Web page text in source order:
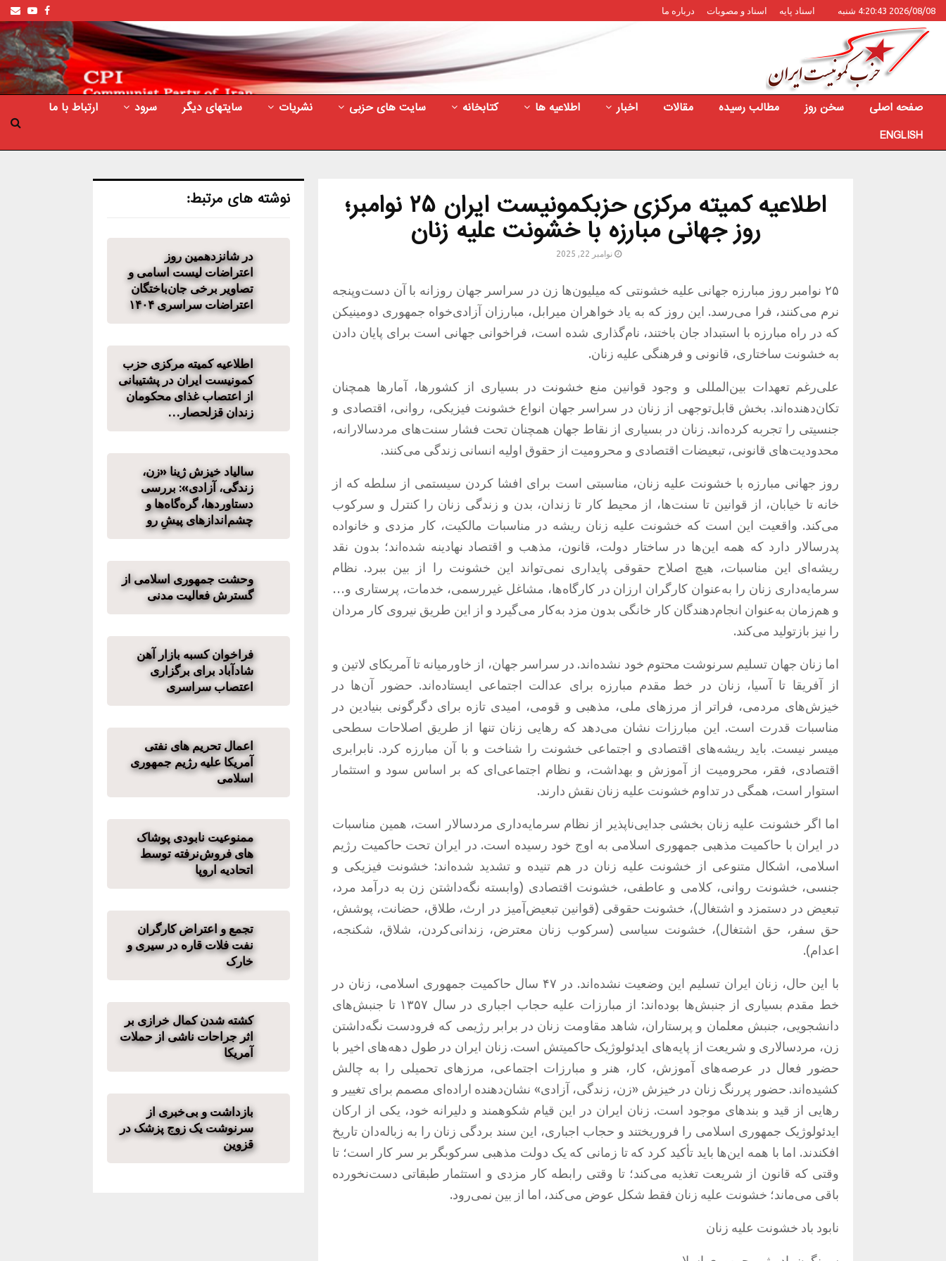
2026/08/08 4:20:43 شنبه اسناد پایه اسناد و مصوبات درباره ما Facebook
صفحه اصلی سخن روز مطالب رسیده مقالات اخبار اطلاعیه ها کتابخانه سایت های حزبی نشریات سایتهای دیگر سرود
ارتباط با ما
ENGLISH
اطلاعیه کمیته مرکزی حزبکمونیست ایران ۲۵ نوامبر؛
روز جهانی مبارزه با خشونت علیه زنان
نوامبر 22, 2025
۲۵ نوامبر روز مبارزه جهانی علیه خشونتی که میلیون‌ها زن در سراسر جهان روزانه با آن دست‌وپنجه
نرم می‌کنند، فرا می‌رسد. این روز که به یاد خواهران میرابل، مبارزان آزادی‌خواه جمهوری دومینیکن
که در راه مبارزه با استبداد جان باختند، نام‌گذاری شده است، فراخوانی جهانی است برای پایان دادن
به خشونت ساختاری، قانونی و فرهنگی علیه زنان.
علی‌رغم تعهدات بین‌المللی و وجود قوانین منع خشونت در بسیاری از کشورها، آمارها همچنان
تکان‌دهنده‌اند. بخش قابل‌توجهی از زنان در سراسر جهان انواع خشونت فیزیکی، روانی، اقتصادی و
جنسیتی را تجربه کرده‌اند. زنان در بسیاری از نقاط جهان همچنان تحت فشار سنت‌های مردسالارانه،
محدودیت‌های قانونی، تبعیضات اقتصادی و محرومیت از حقوق اولیه انسانی زندگی می‌کنند.
روز جهانی مبارزه با خشونت علیه زنان، مناسبتی است برای افشا کردن سیستمی از سلطه که از
خانه تا خیابان، از قوانین تا سنت‌ها، از محیط کار تا زندان، بدن و زندگی زنان را کنترل و سرکوب
می‌کند. واقعیت این است که خشونت علیه زنان ریشه در مناسبات مالکیت، کار مزدی و خانواده
پدرسالار دارد که همه این‌ها در ساختار دولت، قانون، مذهب و اقتصاد نهادینه شده‌اند؛ بدون نقد
ریشه‌ای این مناسبات، هیچ اصلاح حقوقی پایداری نمی‌تواند این خشونت را از بین ببرد. نظام
سرمایه‌داری زنان را به‌عنوان کارگران ارزان در کارگاه‌ها، مشاغل غیررسمی، خدمات، پرستاری و…
و هم‌زمان به‌عنوان انجام‌دهندگان کار خانگی بدون مزد به‌کار می‌گیرد و از این طریق نیروی کار مردان
را نیز بازتولید می‌کند.
اما زنان جهان تسلیم سرنوشت محتوم خود نشده‌اند. در سراسر جهان، از خاورمیانه تا آمریکای لاتین و
از آفریقا تا آسیا، زنان در خط مقدم مبارزه برای عدالت اجتماعی ایستاده‌اند. حضور آن‌ها در
خیزش‌های مردمی، فراتر از مرزهای ملی، مذهبی و قومی، امیدی تازه برای دگرگونی بنیادین در
مناسبات قدرت است. این مبارزات نشان می‌دهد که رهایی زنان تنها از طریق اصلاحات سطحی
میسر نیست. باید ریشه‌های اقتصادی و اجتماعی خشونت را شناخت و با آن مبارزه کرد. نابرابری
اقتصادی، فقر، محرومیت از آموزش و بهداشت، و نظام اجتماعی‌ای که بر اساس سود و استثمار
استوار است، همگی در تداوم خشونت علیه زنان نقش دارند.
اما اگر خشونت علیه زنان بخشی جدایی‌ناپذیر از نظام سرمایه‌داری مردسالار است، همین مناسبات
در ایران با حاکمیت مذهبی جمهوری اسلامی به اوج خود رسیده است. در ایران تحت حاکمیت رژیم
اسلامی، اشکال متنوعی از خشونت علیه زنان در هم تنیده و تشدید شده‌اند: خشونت فیزیکی و
جنسی، خشونت روانی، کلامی و عاطفی، خشونت اقتصادی (وابسته نگه‌داشتن زن به درآمد مرد،
تبعیض در دستمزد و اشتغال)، خشونت حقوقی (قوانین تبعیض‌آمیز در ارث، طلاق، حضانت، پوشش،
حق سفر، حق اشتغال)، خشونت سیاسی (سرکوب زنان معترض، زندانی‌کردن، شلاق، شکنجه،
اعدام).
با این حال، زنان ایران تسلیم این وضعیت نشده‌اند.
در ۴۷ سال حاکمیت جمهوری اسلامی، زنان در
خط مقدم بسیاری از جنبش‌ها بوده‌اند:
از مبارزات علیه حجاب اجباری در سال ۱۳۵۷ تا جنبش‌های
دانشجویی، جنبش معلمان و پرستاران، شاهد مقاومت زنان در برابر رژیمی که فرودست نگه‌داشتن
زن، مردسالاری و شریعت از پایه‌های ایدئولوژیک حاکمیتش است. زنان ایران در طول دهه‌های اخیر با
حضور فعال در عرصه‌های آموزش، کار، هنر و مبارزات اجتماعی، مرزهای تحمیلی را به چالش
کشیده‌اند. حضور پررنگ زنان در خیزش «زن، زندگی، آزادی» نشان‌دهنده اراده‌ای مصمم برای تغییر و
رهایی از قید و بندهای موجود است. زنان ایران در این قیام شکوهمند و دلیرانه خود، یکی از ارکان
ایدئولوژیک جمهوری اسلامی را فروریختند و حجاب اجباری، این سند بردگی زنان را به زباله‌دان تاریخ
افکندند. اما با همه این‌ها باید تأکید کرد که تا زمانی که یک دولت مذهبی سرکوبگر بر سر کار است؛ تا
وقتی که قانون از شریعت تغذیه می‌کند؛ تا وقتی رابطه کار مزدی و استثمار طبقاتی دست‌نخورده
باقی می‌ماند؛ خشونت علیه زنان فقط شکل عوض می‌کند، اما از بین نمی‌رود.
نابود باد خشونت علیه زنان
نوشته های مرتبط:
در شانزدهمین روز
اعتراضات لیست اسامی و
تصاویر برخی جان‌باختگان
اعتراضات سراسری ۱۴۰۴
اطلاعیه کمیته مرکزی حزب
کمونیست ایران در پشتیبانی
از اعتصاب غذای محکومان
زندان قزلحصار…
سالیاد خیزش ژینا «زن،
زندگی، آزادی»: بررسی
دستاوردها، گره‌گاه‌ها و
چشم‌اندازهای پیشِ رو
وحشت جمهوری اسلامی از
گسترش فعالیت مدنی
فراخوان کسبه بازار آهن
شادآباد برای برگزاری
اعتصاب سراسری
اعمال تحریم های نفتی
آمریکا علیه رژیم جمهوری
اسلامی
ممنوعیت نابودی پوشاک
‌های فروش‌نرفته توسط
اتحادیه اروپا
تجمع و اعتراض کارگران
نفت فلات قاره در سیری و
خارک
کشته شدن کمال خرازی بر
اثر جراحات ناشی از حملات
آمریکا
بازداشت و بی‌خبری از
سرنوشت یک زوج پزشک در
قزوین